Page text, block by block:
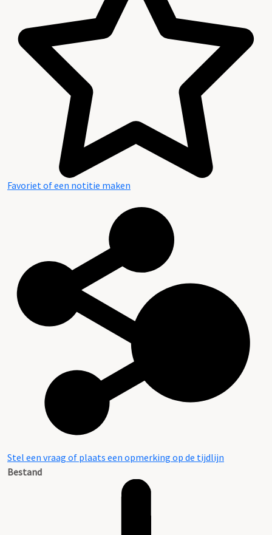
Favoriet of een notitie maken
Stel een vraag of plaats een opmerking op de tijdlijn
Bestand